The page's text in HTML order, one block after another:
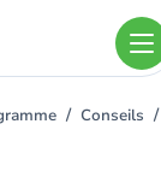
Conseils